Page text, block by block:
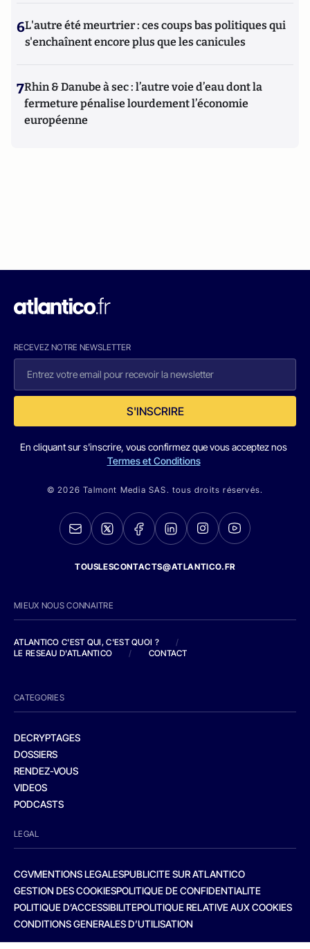
6L'autre été meurtrier : ces coups bas politiques qui
s'enchaînent encore plus que les canicules
7Rhin & Danube à sec : l’autre voie d’eau dont la
fermeture pénalise lourdement l’économie
européenne
RECEVEZ NOTRE NEWSLETTER
S'INSCRIRE
En cliquant sur s'inscrire, vous confirmez que vous acceptez nos
Termes et Conditions
© 2026 Talmont Media SAS. tous droits réservés.
TOUSLESCONTACTS@ATLANTICO.FR
MIEUX NOUS CONNAITRE
ATLANTICO C'EST QUI, C'EST QUOI ?
/
LE RESEAU D'ATLANTICO
/ CONTACT
CATEGORIES
DECRYPTAGES
DOSSIERS
RENDEZ-VOUS
VIDEOS
PODCASTS
LEGAL
CGVMENTIONS LEGALESPUBLICITE SUR ATLANTICO
GESTION DES COOKIESPOLITIQUE DE CONFIDENTIALITE
POLITIQUE D’ACCESSIBILITEPOLITIQUE RELATIVE AUX COOKIES
CONDITIONS GENERALES D’UTILISATION